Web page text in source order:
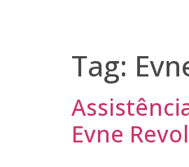
Tag:
Evne